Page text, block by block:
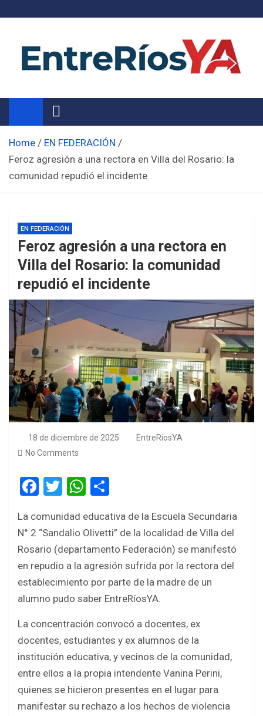
Noticias de Entre Ríos
Información de toda la provincia ahora
Home
EN FEDERACIÓN
Feroz agresión a una rectora en Villa del Rosario: la
comunidad repudió el incidente
EN FEDERACIÓN
Feroz agresión a una rectora en
Villa del Rosario: la comunidad
repudió el incidente
18 de diciembre de 2025
EntreRíosYA
No Comments
F
ce
b
o
o
k
T
tt
er
W
at
s
A
p
p
ar
e
La comunidad educativa de la Escuela Secundaria
N° 2 “Sandalio Olivetti” de la localidad de Villa del
Rosario (departamento Federación) se manifestó
en repudio a la agresión sufrida por la rectora del
establecimiento por parte de la madre de un
alumno pudo saber EntreRíosYA.
La concentración convocó a docentes, ex
docentes, estudiantes y ex alumnos de la
institución educativa, y vecinos de la comunidad,
entre ellos a la propia intendente Vanina Perini,
quienes se hicieron presentes en el lugar para
manifestar su rechazo a los hechos de violencia